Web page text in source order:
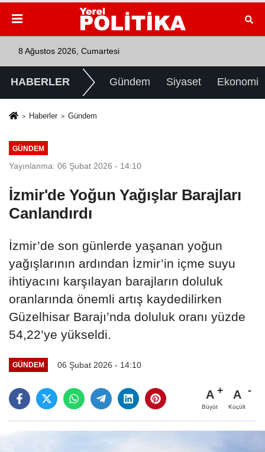
8 Ağustos 2026, Cumartesi
HABERLER Gündem Siyaset Ekonomi
Haberler Gündem
GÜNDEM
Yayınlanma: 06 Şubat 2026 - 14:10
İzmir'de Yoğun Yağışlar Barajları
Canlandırdı
İzmir’de son günlerde yaşanan yoğun
yağışlarının ardından İzmir’in içme suyu
ihtiyacını karşılayan barajların doluluk
oranlarında önemli artış kaydedilirken
Güzelhisar Barajı’nda doluluk oranı yüzde
54,22’ye yükseldi.
GÜNDEM 06 Şubat 2026 - 14:10
A
Büyüt
A
Küçült